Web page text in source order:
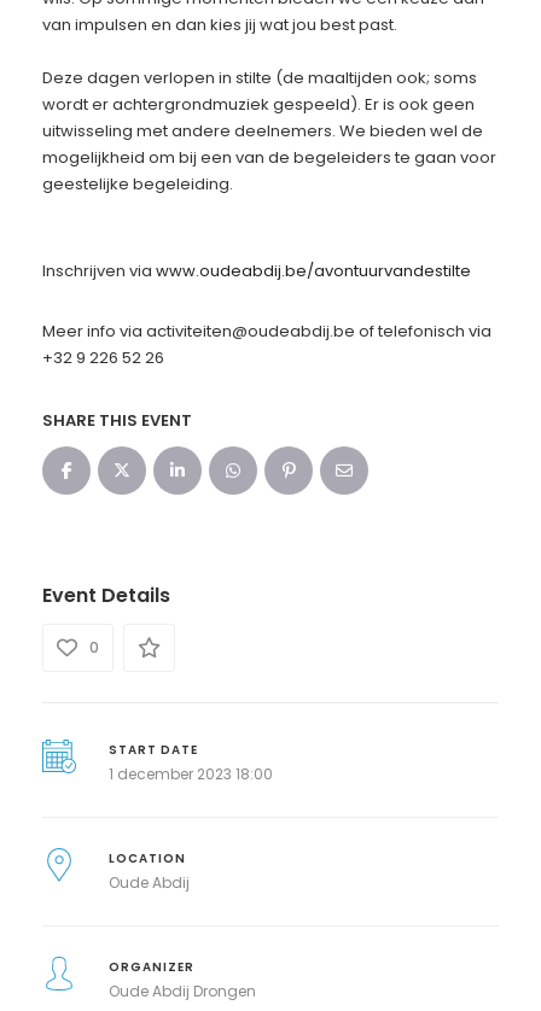
van impulsen en dan kies jij wat jou best past.
Deze dagen verlopen in stilte (de maaltijden ook; soms
wordt er achtergrondmuziek gespeeld). Er is ook geen
uitwisseling met andere deelnemers. We bieden wel de
mogelijkheid om bij een van de begeleiders te gaan voor
geestelijke begeleiding.
​Inschrijven via www.oudeabdij.be/avontuurvandestilte
Meer info via activiteiten@oudeabdij.be of telefonisch via
+32 9 226 52 26
SHARE THIS EVENT
Event Details
0
START DATE
1 december 2023 18:00
LOCATION
Oude Abdij
ORGANIZER
Oude Abdij Drongen